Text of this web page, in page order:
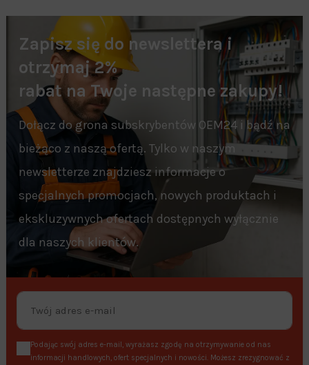
Zapisz się do newslettera i
otrzymaj 2%
rabat na Twoje następne zakupy!
Dołącz do grona subskrybentów OEM24 i bądź na
bieżąco z naszą ofertą. Tylko w naszym
newsletterze znajdziesz informacje o
specjalnych promocjach, nowych produktach i
ekskluzywnych ofertach dostępnych wyłącznie
dla naszych klientów.
Podając swój adres e-mail, wyrażasz zgodę na otrzymywanie od nas
informacji handlowych, ofert specjalnych i nowości. Możesz zrezygnować z